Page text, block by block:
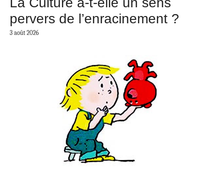
pervers de l’enracinement ?
3 août 2026